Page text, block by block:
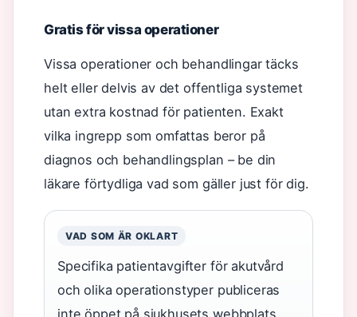
Gratis för vissa operationer
Vissa operationer och behandlingar täcks
helt eller delvis av det offentliga systemet
utan extra kostnad för patienten. Exakt
vilka ingrepp som omfattas beror på
diagnos och behandlingsplan – be din
läkare förtydliga vad som gäller just för dig.
VAD SOM ÄR OKLART
Specifika patientavgifter för akutvård
och olika operationstyper publiceras
inte öppet på sjukhusets webbplats.